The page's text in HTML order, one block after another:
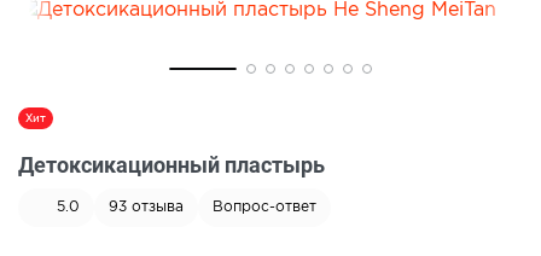
Детоксикационный пластырь
5.0 93 отзыва Вопрос-ответ
Хит